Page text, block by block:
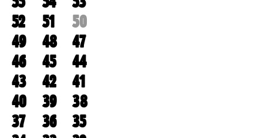
52
51
50
49
48
47
46
45
44
43
42
41
40
39
38
37
36
35